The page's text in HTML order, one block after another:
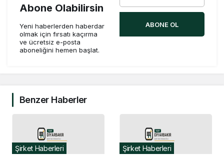
Abone Olabilirsin
Yeni haberlerden haberdar
olmak için fırsatı kaçırma
ve ücretsiz e-posta
aboneliğini hemen başlat.
ABONE OL
Benzer Haberler
Şirket Haberleri Şirket Haberleri